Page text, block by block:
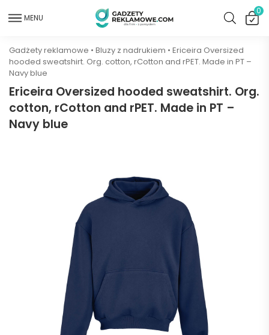
MENU
0
Gadżety reklamowe • Bluzy z nadrukiem • Ericeira Oversized
hooded sweatshirt. Org. cotton, rCotton and rPET. Made in PT –
Navy blue
Ericeira Oversized hooded sweatshirt. Org.
cotton, rCotton and rPET. Made in PT –
Navy blue